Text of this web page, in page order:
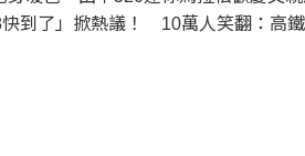
到了」掀熱議！ 10萬人笑翻：高